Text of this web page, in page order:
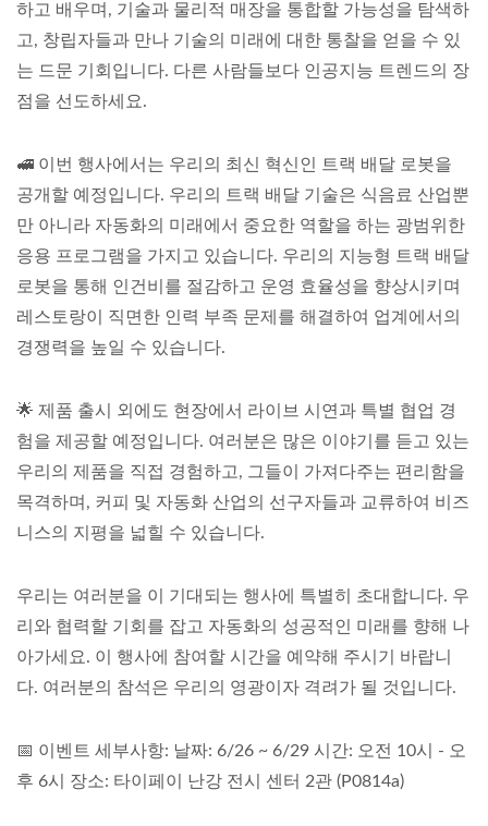
하고 배우며, 기술과 물리적 매장을 통합할 가능성을 탐색하
고, 창립자들과 만나 기술의 미래에 대한 통찰을 얻을 수 있
는 드문 기회입니다. 다른 사람들보다 인공지능 트렌드의 장
점을 선도하세요.
🚅 이번 행사에서는 우리의 최신 혁신인 트랙 배달 로봇을
공개할 예정입니다. 우리의 트랙 배달 기술은 식음료 산업뿐
만 아니라 자동화의 미래에서 중요한 역할을 하는 광범위한
응용 프로그램을 가지고 있습니다. 우리의 지능형 트랙 배달
로봇을 통해 인건비를 절감하고 운영 효율성을 향상시키며
레스토랑이 직면한 인력 부족 문제를 해결하여 업계에서의
경쟁력을 높일 수 있습니다.
🌟 제품 출시 외에도 현장에서 라이브 시연과 특별 협업 경
험을 제공할 예정입니다. 여러분은 많은 이야기를 듣고 있는
우리의 제품을 직접 경험하고, 그들이 가져다주는 편리함을
목격하며, 커피 및 자동화 산업의 선구자들과 교류하여 비즈
니스의 지평을 넓힐 수 있습니다.
우리는 여러분을 이 기대되는 행사에 특별히 초대합니다. 우
리와 협력할 기회를 잡고 자동화의 성공적인 미래를 향해 나
아가세요. 이 행사에 참여할 시간을 예약해 주시기 바랍니
다. 여러분의 참석은 우리의 영광이자 격려가 될 것입니다.
📅 이벤트 세부사항: 날짜: 6/26 ~ 6/29 시간: 오전 10시 - 오
후 6시 장소: 타이페이 난강 전시 센터 2관 (P0814a)